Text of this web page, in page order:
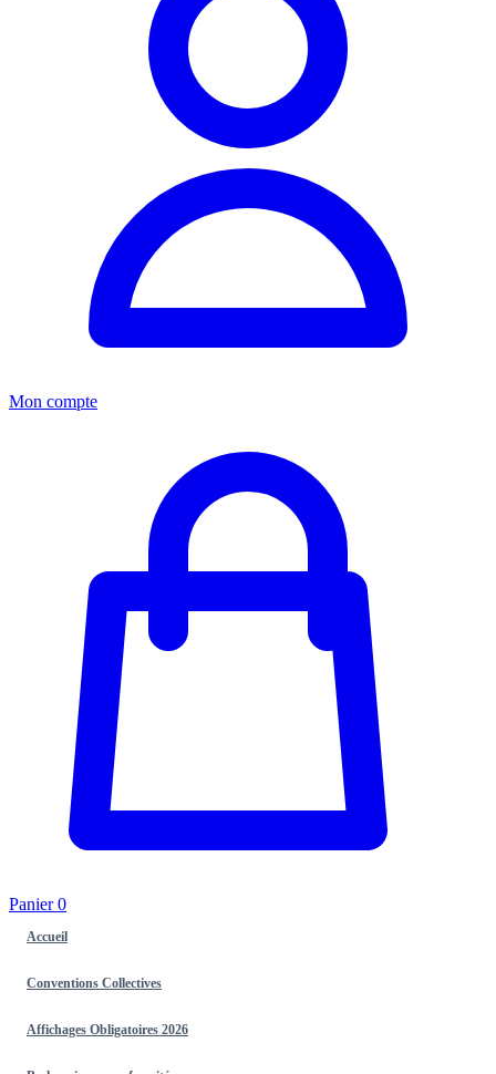
Mon compte
Panier0
Accueil
Conventions Collectives
Affichages Obligatoires 2026